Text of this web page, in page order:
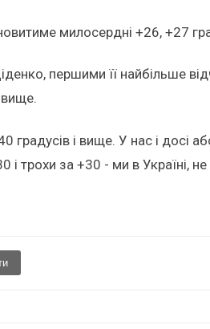
милосердні +26, +27
першими її найбільше
градусів і вище. У нас і досі
трохи за +30 - ми в Україні,